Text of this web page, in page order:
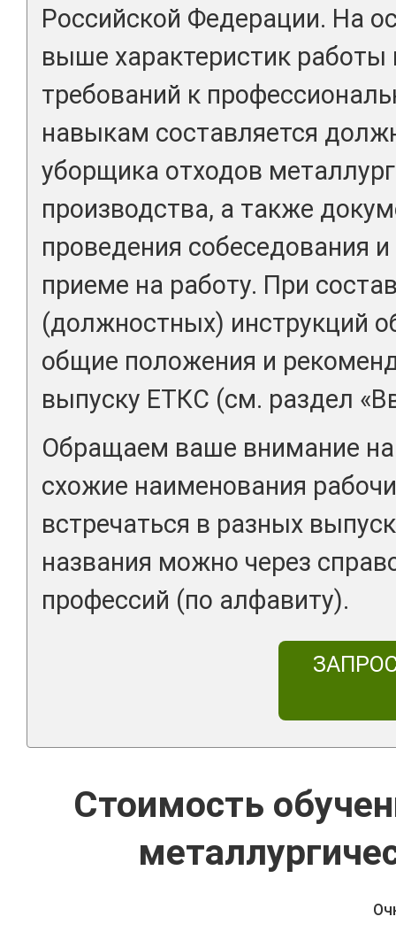
Российской Федерации. На
выше характеристик
требований к
навыкам составляется
уборщика отходов
производства, а также
проведения собеседования
приеме на работу. При
(должностных) инструкций
общие положения и
выпуску ЕТКС (см. раздел
Обращаем ваше внимание на
схожие наименования
встречаться в разных
названия можно через
профессий (по алфавиту).
Стоимость